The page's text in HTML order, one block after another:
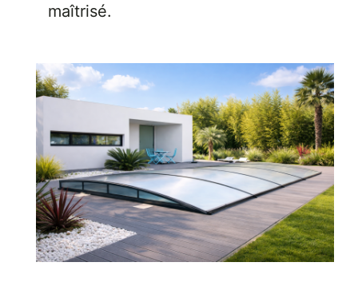
maîtrisé.